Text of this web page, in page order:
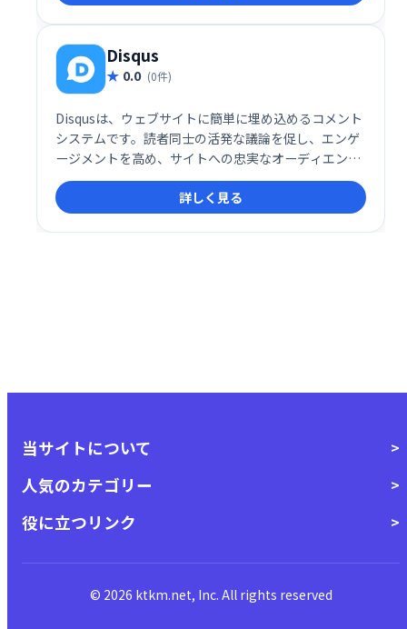
Disqus
0.0 (0件)
Disqusは、ウェブサイトに簡単に埋め込めるコメント
システムです。読者同士の活発な議論を促し、エンゲ
ージメントを高め、サイトへの忠実なオーディエンス
構築を支援します。 多くのウェブサイトで利用されて
おり、Webサイトの活性化に役立ちます。
詳しく見る
当サイトについて
人気のカテゴリー
役に立つリンク
© 2026 ktkm.net, Inc. All rights reserved